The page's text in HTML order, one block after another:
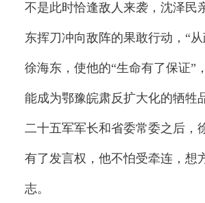
不是此时恰逢敌人来袭，沈泽民
东挥刀冲向敌阵的果敢行动，“
徐海东，使他的“生命有了保证”
能成为鄂豫皖肃反扩大化的牺牲
二十五军军长和省委常委之后，
有了发言权，他不怕受牵连，想
志。